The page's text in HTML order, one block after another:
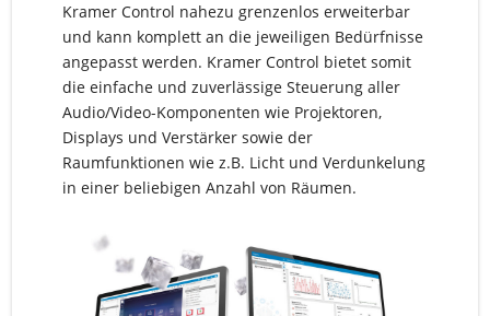
Kramer Control nahezu grenzenlos erweiterbar
und kann komplett an die jeweiligen Bedürfnisse
angepasst werden. Kramer Control bietet somit
die einfache und zuverlässige Steuerung aller
Audio/Video-Komponenten wie Projektoren,
Displays und Verstärker sowie der
Raumfunktionen wie z.B. Licht und Verdunkelung
in einer beliebigen Anzahl von Räumen.